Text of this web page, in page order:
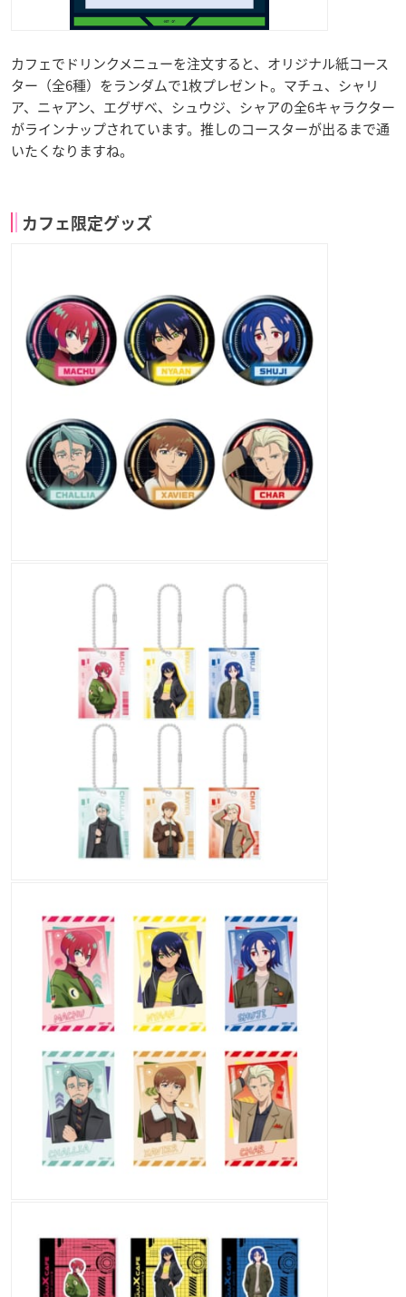
カフェでドリンクメニューを注文すると、オリジナル紙コース
ター（全6種）をランダムで1枚プレゼント。マチュ、シャリ
ア、ニャアン、エグザべ、シュウジ、シャアの全6キャラクター
がラインナップされています。推しのコースターが出るまで通
いたくなりますね。
カフェ限定グッズ